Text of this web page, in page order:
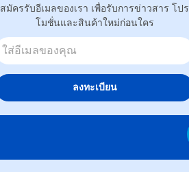
สมัครรับอีเมลของเรา เพื่อรับการข่าวสาร โปร
โมชั่นและสินค้าใหม่ก่อนใคร
ลงทะเบียน